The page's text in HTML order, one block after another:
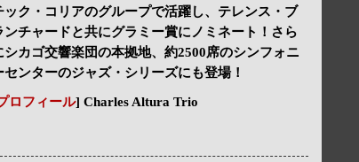
ック・コリアのグループで活躍し、テレンス・ブ
ンチャードと共にグラミー賞にノミネート！さら
シカゴ交響楽団の本拠地、約2500席のシンフォニ
センターのジャズ・シリーズにも登場！
ロフィール] Charles Altura Trio